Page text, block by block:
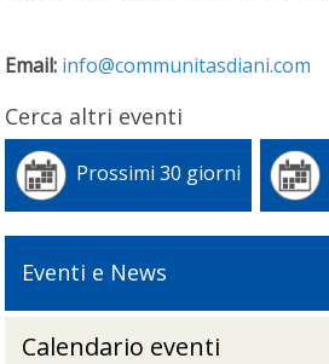
Email: info@communitasdiani.com
Cerca altri eventi
Prossimi 30 giorni
Eventi e News
Calendario eventi